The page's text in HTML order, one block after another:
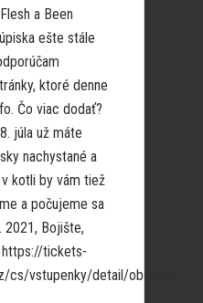
a Been
ešte stále
ktoré denne
Čo viac dodať?
júla už máte
nachystané a
kotli by vám tiež
a počujeme sa
2021, Bojište,
https://tickets-
cs/vstupenky/detail/obscene-